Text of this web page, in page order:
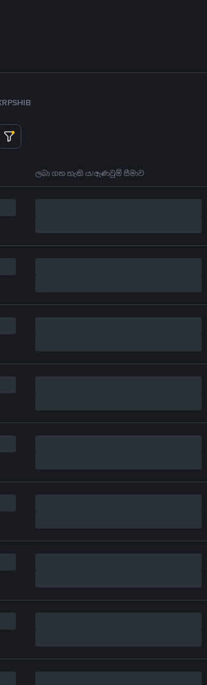
SHIB
ලබා ගත හැකි ය/ඇණවුම් සීමාව